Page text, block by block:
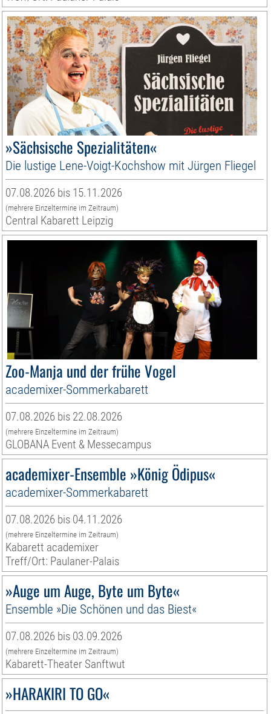
»Sächsische Spezialitäten«
Die lustige Lene-Voigt-Kochshow mit Jürgen Fliegel
07.08.2026 bis 15.11.2026
(mehrere Einzeltermine im Zeitraum)
Central Kabarett Leipzig
Zoo-Manja und der frühe Vogel
academixer-Sommerkabarett
07.08.2026 bis 22.08.2026
(mehrere Einzeltermine im Zeitraum)
GLOBANA Event & Messecampus
academixer-Ensemble »König Ödipus«
academixer-Sommerkabarett
07.08.2026 bis 04.11.2026
(mehrere Einzeltermine im Zeitraum)
Kabarett academixer
Treff/Ort: Paulaner-Palais
»Auge um Auge, Byte um Byte«
Ensemble »Die Schönen und das Biest«
07.08.2026 bis 03.09.2026
(mehrere Einzeltermine im Zeitraum)
Kabarett-Theater Sanftwut
»HARAKIRI TO GO«